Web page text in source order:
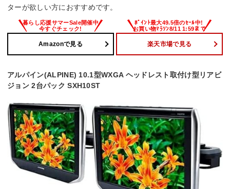
ターが欲しい方におすすめです。
Amazonで見る 楽天市場で見る
アルパイン(ALPINE) 10.1型WXGA ヘッドレスト取付け型リアビ
ジョン 2台パック SXH10ST